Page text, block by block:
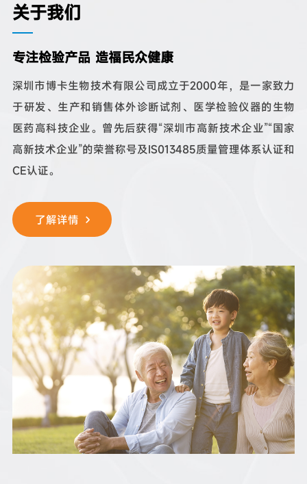
关于我们
专注检验产品 造福民众健康
深圳市博卡生物技术有限公司成立于2000年，是一家致力
于研发、生产和销售体外诊断试剂、医学检验仪器的生物
医药高科技企业。曾先后获得“深圳市高新技术企业”“国家
高新技术企业”的荣誉称号及IS013485质量管理体系认证和
CE认证。
了解详情